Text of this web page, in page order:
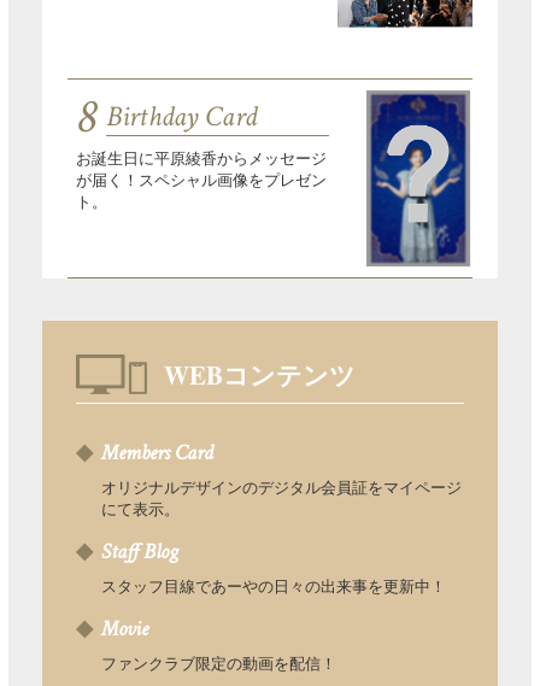
8 Birthday Card
お誕生日に平原綾香からメッセージ
が届く！スペシャル画像をプレゼン
ト。
WEBコンテンツ
Members Card
オリジナルデザインのデジタル会員証をマイページ
にて表示。
Staff Blog
スタッフ目線であーやの日々の出来事を更新中！
Movie
ファンクラブ限定の動画を配信！